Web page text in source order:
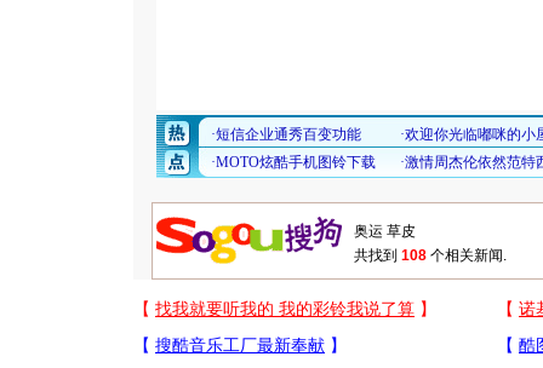
共找到 108 个相关新闻.